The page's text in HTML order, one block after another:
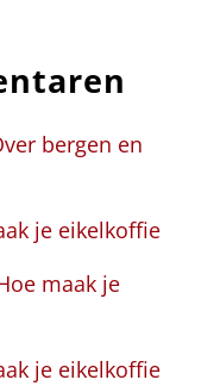
bergen en
je eikelkoffie
maak je
je eikelkoffie